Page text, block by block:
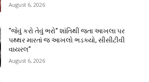
August 6, 2026
“જેવું કરો તેવું ભરો” શાંતિથી જતા આખલા પર
પથ્થર મારતાં જ આખલો ભડક્યો, સીસીટીવી
વાયરલ”
August 6, 2026